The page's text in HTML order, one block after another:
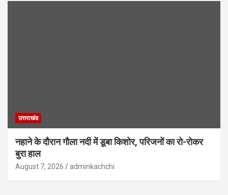
उत्तराखंड
नहाने के दौरान गौला नदी में डूबा किशोर, परिजनों का रो-रोकर
बुरा हाल
August 7, 2026 adminkachchi